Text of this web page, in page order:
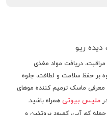
ریو
دریافت مواد مغذی
بر حفظ سلامت و لطافت، جلوه
معرفی ماسک ترمیم کننده موهای
ملیس بیوتی همراه باشید.